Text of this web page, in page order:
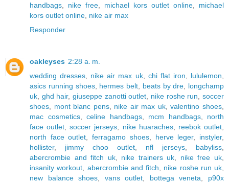
handbags
nike free michael kors outlet online
michael
kors outlet online nike air max
Responder
oakleyses 2:28 a. m.
wedding dresses
nike air max uk, chi flat iron lululemon
asics running shoes, hermes belt beats by dre
longchamp
uk ghd hair,giuseppe zanotti outlet nike roshe run ,soccer
shoes
mont blanc pens, nike air max uk,valentino shoes
mac cosmetics, celine handbags, mcm handbags, north
face outlet ,soccer jerseys nike huaraches, reebok outlet
north face outlet ,ferragamo shoes, herve leger, instyler,
hollister, jimmy choo outlet nfl jerseys babyliss
abercrombie and fitch uk, nike trainers uk nike free uk
insanity workout
abercrombie and fitch nike roshe run uk
new balance shoes
vans outlet bottega veneta
p90x